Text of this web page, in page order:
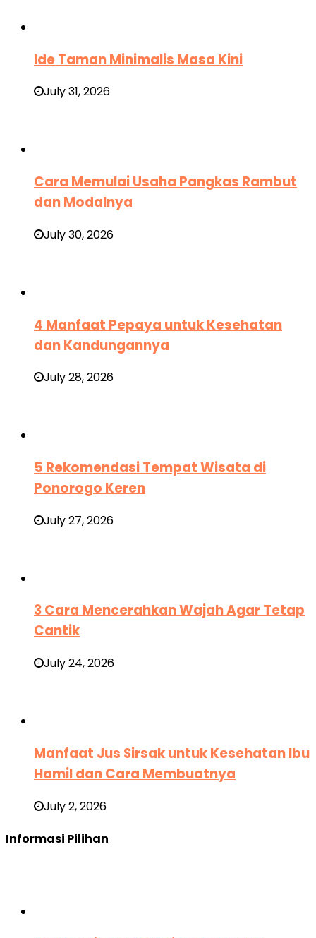
Ide Taman Minimalis Masa Kini
July 31, 2026
Cara Memulai Usaha Pangkas Rambut
dan Modalnya
July 30, 2026
4 Manfaat Pepaya untuk Kesehatan
dan Kandungannya
July 28, 2026
5 Rekomendasi Tempat Wisata di
Ponorogo Keren
July 27, 2026
3 Cara Mencerahkan Wajah Agar Tetap
Cantik
July 24, 2026
Manfaat Jus Sirsak untuk Kesehatan Ibu
Hamil dan Cara Membuatnya
July 2, 2026
Informasi Pilihan